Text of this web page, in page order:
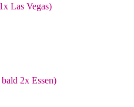
Las Vegas)
2x Essen)